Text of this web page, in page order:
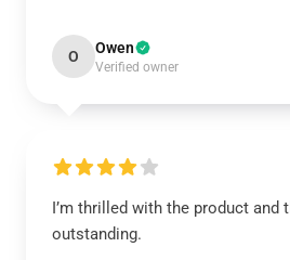
O Owen
Verified owner
I’m thrilled with the product and
outstanding.